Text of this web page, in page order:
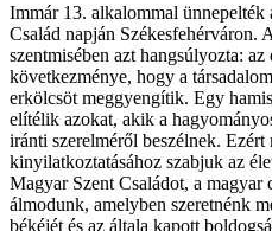
Immár 13. alkalommal ünnepelték
Család napján Székesfehérváron.
szentmisében azt hangsúlyozta: az
következménye, hogy a
erkölcsöt meggyengítik. Egy
elítélik azokat, akik a
iránti szerelméről beszélnek.
kinyilatkoztatásához szabjuk az
Magyar Szent Családot, a
álmodunk, amelyben szeretnénk
békéjét és az általa kapott